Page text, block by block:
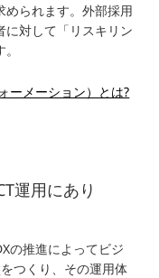
められます。外部採用
に対して「リスキリン
ーメーション）とは?
運用にあり
の推進によってビジ
つくり、その運用体